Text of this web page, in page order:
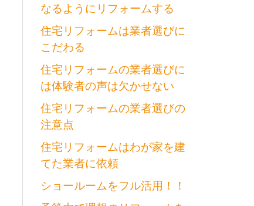
なるようにリフォームする
住宅リフォームは業者選びに
こだわる
住宅リフォームの業者選びに
は体験者の声は欠かせない
住宅リフォームの業者選びの
注意点
住宅リフォームはわが家を建
てた業者に依頼
ショールームをフル活用！！